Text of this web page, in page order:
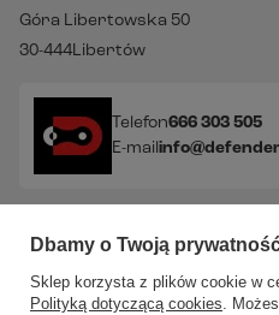
Góra Libertowska 50
30-444Libertów
Telefon666 303 505
E-mail
Sprawdź
Dbamy o Twoją
Sklep korzysta z plików cookie w
Polityką dotyczącą cookies.